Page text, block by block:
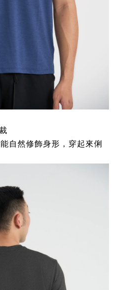
自然修飾身形，穿起來俐